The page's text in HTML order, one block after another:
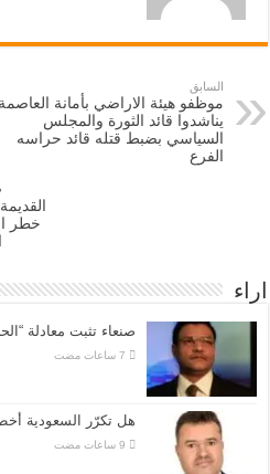
السابق
موظفو هيئة الاراضي بأمانة العاصمة
يناشدوا قائد الثورة والمجلس
السياسي بضبط قتله قائد حراسه
الفرع
خطر
اراء
صنعاء تثبت معادلة
هل تكرّر السعودية